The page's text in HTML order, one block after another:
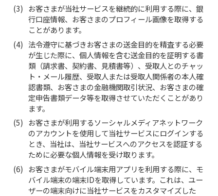
お客さまが当社サービスを継続的に利用する際に、銀
行口座情報、お客さまのプロフィール画像を取得する
ことがあります。
法令遵守に基づきお客さまの送金目的を精査する必要
が生じた際に、個人情報を含む送金目的を証明する書
類（請求書、契約書、見積書等）、受取人とのチャッ
ト・メール履歴、受取人または受取人関係者の本人確
認書類、お客さまの金融機関取引状況、お客さまの確
定申告書類データ等を取得させていただくことがあり
ます。
お客さまが利用するソーシャルメディアネットワーク
のアカウントを使用して当社サービスにログインする
とき、当社は、当社サービスへのアクセスを認証する
ために必要な個人情報を受け取ります。
お客さまがモバイル端末用アプリを利用する際に、モ
バイル端末の端末IDを取得しています。これは、ユー
ザーの端末向けに当社サービスをカスタマイズした